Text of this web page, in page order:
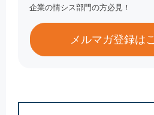
企業の情シス部門の方必見！
メルマガ登録は